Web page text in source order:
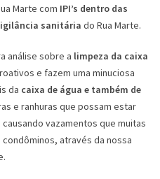
Marte com IPI’s dentro das
sanitária do Rua Marte.
análise sobre a limpeza da caixa
e fazem uma minuciosa
da caixa de água e também de
e ranhuras que possam estar
vazamentos que muitas
através da nossa